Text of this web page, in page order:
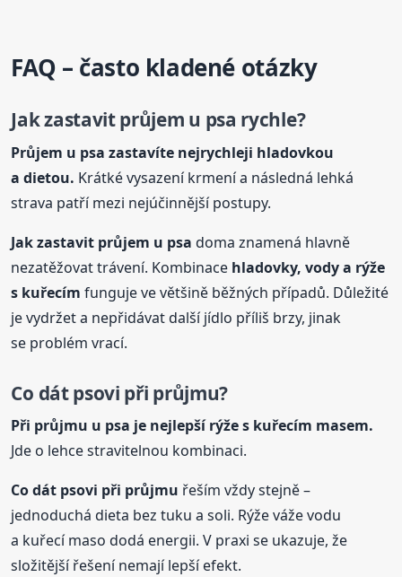
FAQ – často kladené otázky
Jak zastavit průjem u psa rychle?
Průjem u psa zastavíte nejrychleji hladovkou
a dietou. Krátké vysazení krmení a následná lehká
strava patří mezi nejúčinnější postupy.
Jak zastavit průjem u psa doma znamená hlavně
nezatěžovat trávení. Kombinace hladovky, vody a rýže
s kuřecím funguje ve většině běžných případů. Důležité
je vydržet a nepřidávat další jídlo příliš brzy, jinak
se problém vrací.
Co dát psovi při průjmu?
Při průjmu u psa je nejlepší rýže s kuřecím masem.
Jde o lehce stravitelnou kombinaci.
Co dát psovi při průjmu řeším vždy stejně –
jednoduchá dieta bez tuku a soli. Rýže váže vodu
a kuřecí maso dodá energii. V praxi se ukazuje, že
složitější řešení nemají lepší efekt.